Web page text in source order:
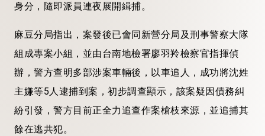
身分，隨即派員連夜展開緝捕。
麻豆分局指出，案發後已會同新營分局及刑事警察大隊
組成專案小組，並由台南地檢署廖羽羚檢察官指揮偵
辦，警方查明多部涉案車輛後，以車追人，成功將沈姓
主嫌等5人逮捕到案，初步調查顯示，該案疑因債務糾
紛引發，警方目前正全力追查作案槍枝來源，並追捕其
餘在逃共犯。